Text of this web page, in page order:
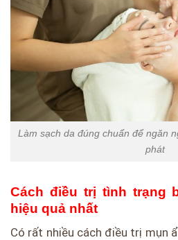
Làm sạch da đúng chuẩn để ngăn
phát
Cách điều trị tình trạng
hiệu quả nhất
Có rất nhiều cách điều trị mụn